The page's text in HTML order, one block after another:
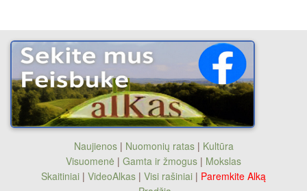
Naujienos| Nuomonių ratas| Kultūra
Visuomenė | Gamta ir žmogus | Mokslas
Skaitiniai | VideoAlkas | Visi rašiniai | Paremkite Alką